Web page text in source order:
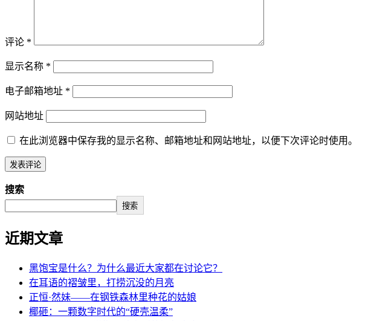
评论 *
显示名称 *
电子邮箱地址 *
网站地址
在此浏览器中保存我的显示名称、邮箱地址和网站地址，以便下次评论时使用。
搜索
搜索
近期文章
黑饱宝是什么？为什么最近大家都在讨论它？
在耳语的褶皱里，打捞沉没的月亮
正恒·然妹——在钢铁森林里种花的姑娘
椰砸：一颗数字时代的“硬壳温柔”